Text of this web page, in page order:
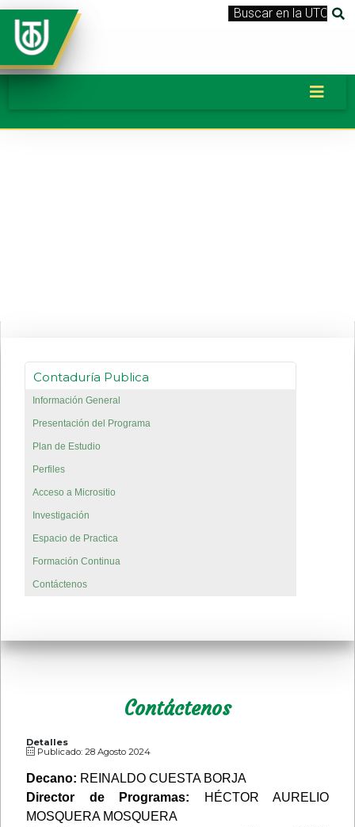
Contaduría Publica
Información General
Presentación del Programa
Plan de Estudio
Perfiles
Acceso a Micrositio
Investigación
Espacio de Practica
Formación Continua
Contáctenos
Contáctenos
Detalles
Publicado: 28 Agosto 2024
Decano: REINALDO CUESTA BORJA
Director de Programas:
HÉCTOR AURELIO
MOSQUERA MOSQUERA